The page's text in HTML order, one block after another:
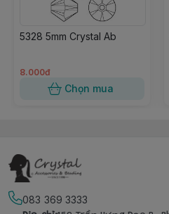
5328 5mm Crystal Ab
8.000đ
Chọn mua
083 369 3333